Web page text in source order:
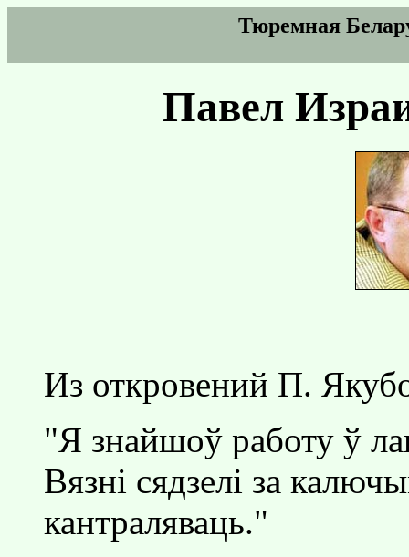
Тюремная
Павел
Из откровений П.
"Я знайшоў работу ў
Вязнi сядзелi за
кантраляваць."